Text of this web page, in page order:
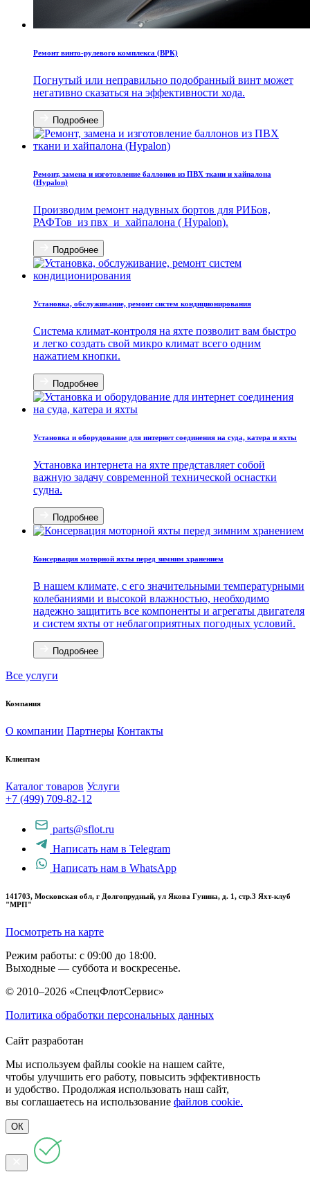
Ремонт винто-рулевого комплекса (ВРК)
Погнутый или неправильно подобранный винт может
негативно сказаться на эффективности хода.
Подробнее
Ремонт, замена и изготовление баллонов из ПВХ ткани и хайпалона
(Hypalon)
Производим ремонт надувных бортов для РИБов,
РАФТов из пвх и хайпалона ( Hypalon).
Подробнее
Установка, обслуживание, ремонт систем кондиционирования
Система климат-контроля на яхте позволит вам быстро
и легко создать свой микро климат всего одним
нажатием кнопки.
Подробнее
Установка и оборудование для интернет соединения на суда, катера и яхты
Установка интернета на яхте представляет собой
важную задачу современной технической оснастки
судна.
Подробнее
Консервация моторной яхты перед зимним хранением
В нашем климате, с его значительными температурными
колебаниями и высокой влажностью, необходимо
надежно защитить все компоненты и агрегаты двигателя
и систем яхты от неблагоприятных погодных условий.
Подробнее
Все услуги
Компания
О компании Партнеры Контакты
Клиентам
Каталог товаров Услуги
+7 (499) 709-82-12
parts@sflot.ru
Написать нам в Telegram
Написать нам в WhatsApp
141703, Московская обл, г Долгопрудный, ул Якова Гунина, д. 1, стр.3 Яхт-клуб
"МРП"
Посмотреть на карте
Режим работы: с 09:00 до 18:00.
Выходные — суббота и воскресенье.
© 2010–2026 «СпецФлотСервис»
Политика обработки персональных данных
Сайт разработан
Мы используем файлы cookie на нашем сайте,
чтобы улучшить его работу, повысить эффективность
и удобство. Продолжая использовать наш сайт,
вы соглашаетесь на использование файлов cookie.
ОК